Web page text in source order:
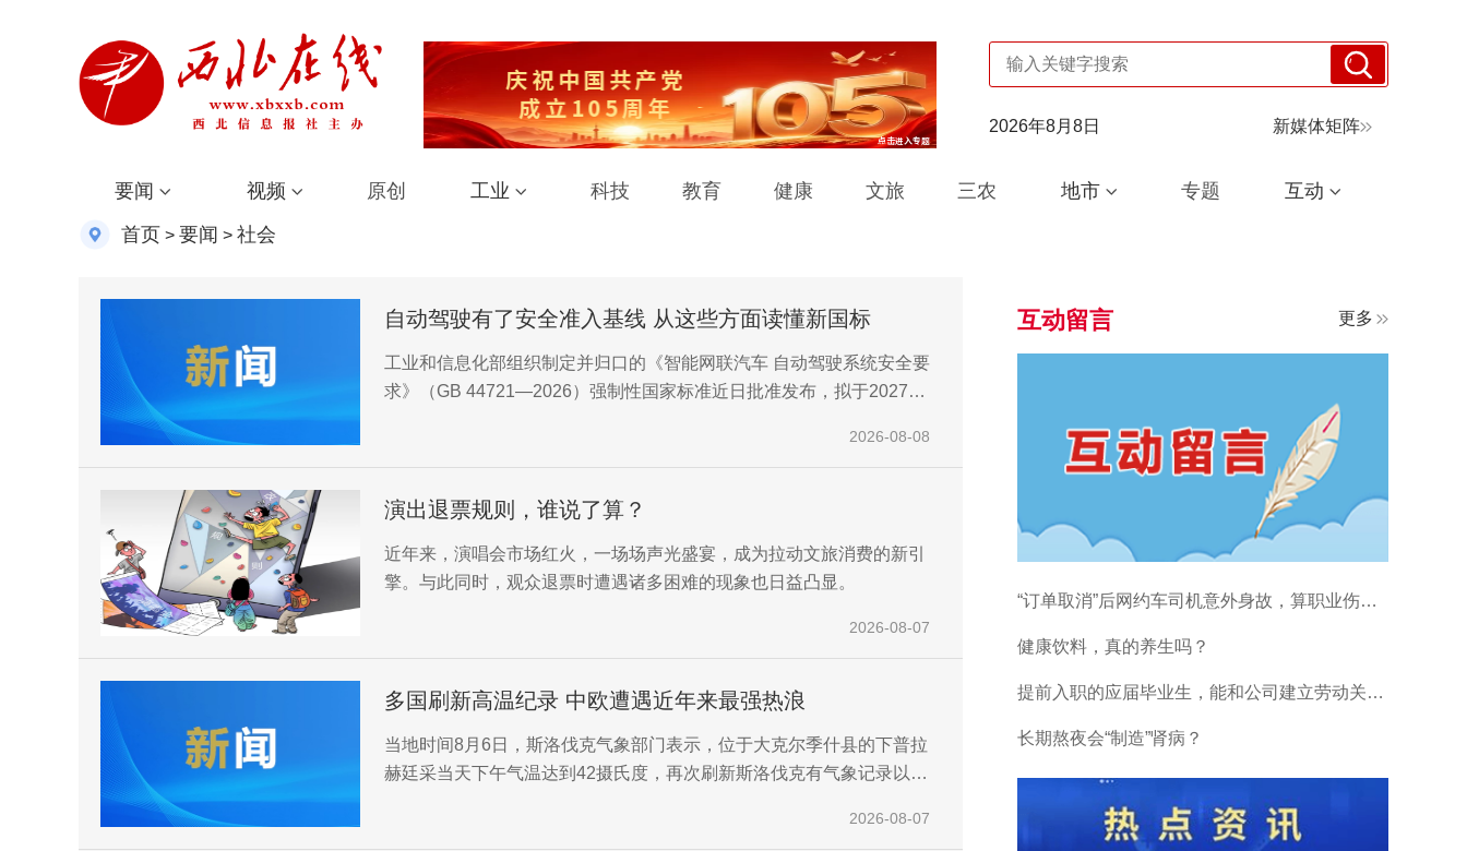
2026年8月8日 新媒体矩阵
要闻 视频 原创 工业 科技 教育 健康 文旅 三农 地市 专题 互动
首页 > 要闻 > 社会
自动驾驶有了安全准入基线 从这些方面读懂新国标
工业和信息化部组织制定并归口的《智能网联汽车 自动驾驶系统安全要
求》（GB 44721—2026）强制性国家标准近日批准发布，拟于2027年7
2026-08-08
演出退票规则，谁说了算？
近年来，演唱会市场红火，一场场声光盛宴，成为拉动文旅消费的新引
擎。与此同时，观众退票时遭遇诸多困难的现象也日益凸显。
2026-08-07
多国刷新高温纪录 中欧遭遇近年来最强热浪
当地时间8月6日，斯洛伐克气象部门表示，位于大克尔季什县的下普拉
赫廷采当天下午气温达到42摄氏度，再次刷新斯洛伐克有气象记录以来
2026-08-07
互动留言 更多
“订单取消”后网约车司机意外身故，算职业伤害吗？
健康饮料，真的养生吗？
提前入职的应届毕业生，能和公司建立劳动关系吗？
长期熬夜会“制造”肾病？